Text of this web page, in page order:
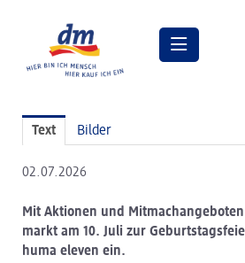
Pressebilder
dm Geschäftsführung
dm Markt
dm friseurstudio
Text Bilder
02.07.2026
Mit Aktionen und
markt am 10. Juli zur
huma eleven ein.